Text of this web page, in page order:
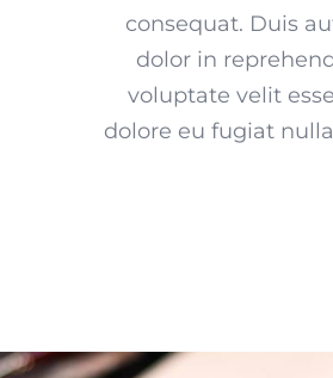
consequat. Duis
dolor in
voluptate velit
dolore eu fugiat